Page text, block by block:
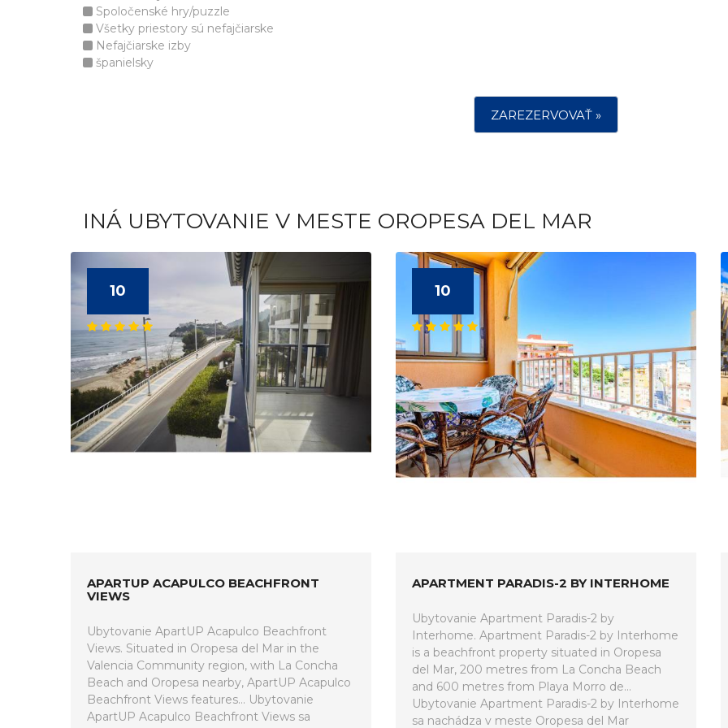
Spoločenské hry/puzzle
Všetky priestory sú nefajčiarske
Nefajčiarske izby
španielsky
ZAREZERVOVAŤ »
INÁ UBYTOVANIE V MESTE OROPESA DEL MAR
10
APARTUP ACAPULCO BEACHFRONT
VIEWS
Ubytovanie ApartUP Acapulco Beachfront
Views. Situated in Oropesa del Mar in the
Valencia Community region, with La Concha
Beach and Oropesa nearby, ApartUP Acapulco
Beachfront Views features... Ubytovanie
ApartUP Acapulco Beachfront Views sa
10
APARTMENT PARADIS-2 BY INTERHOME
Ubytovanie Apartment Paradis-2 by
Interhome. Apartment Paradis-2 by Interhome
is a beachfront property situated in Oropesa
del Mar, 200 metres from La Concha Beach
and 600 metres from Playa Morro de...
Ubytovanie Apartment Paradis-2 by Interhome
sa nachádza v meste Oropesa del Mar